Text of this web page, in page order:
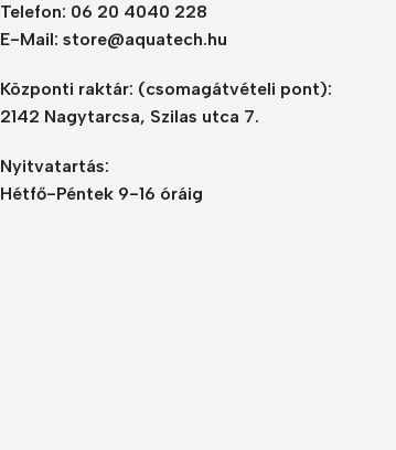
Telefon: 06 20 4040 228
E-Mail: store@aquatech.hu
Központi raktár: (csomagátvételi pont):
2142 Nagytarcsa, Szilas utca 7.
Nyitvatartás:
Hétfő-Péntek 9-16 óráig